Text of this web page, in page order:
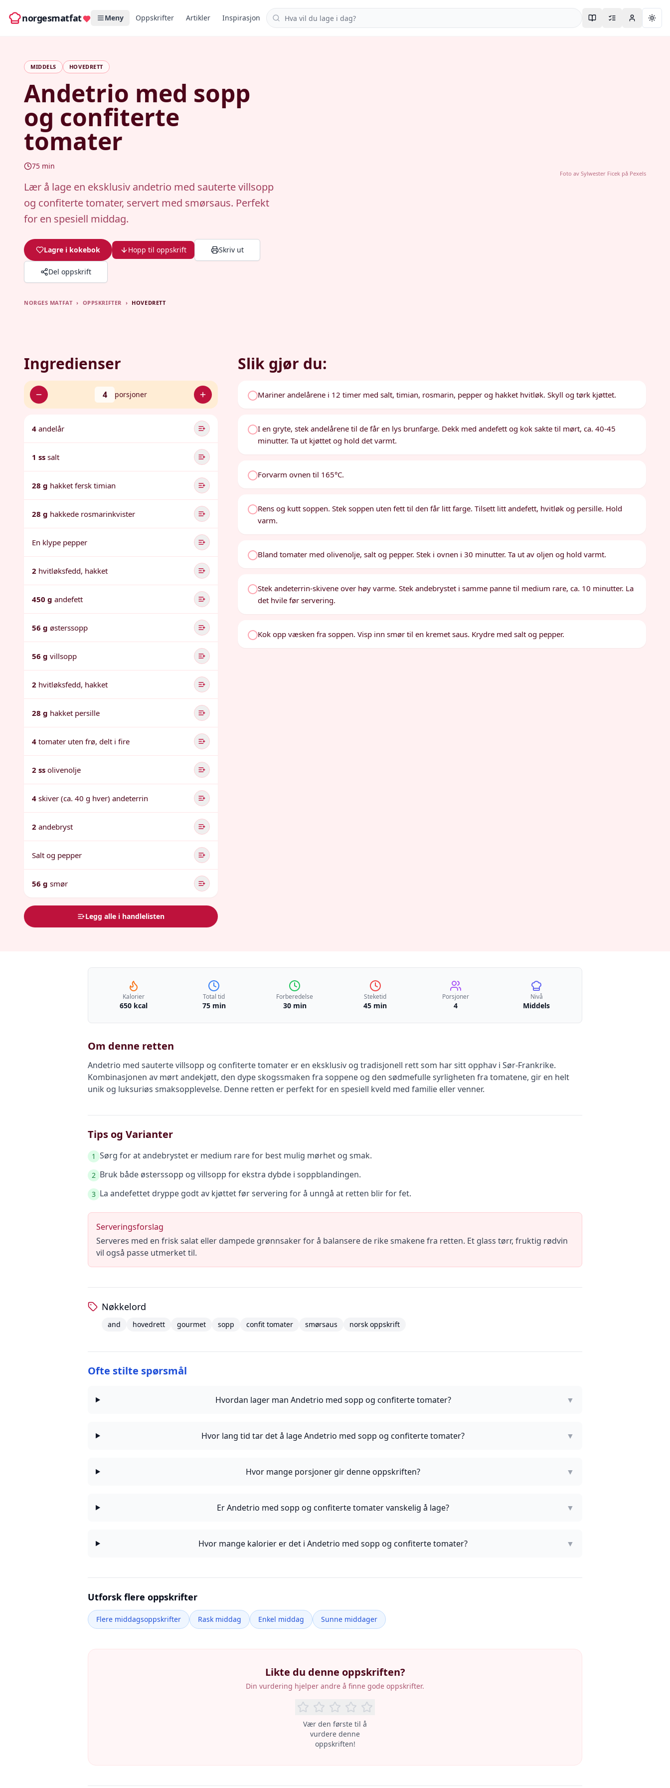
norgesmatfat Meny Oppskrifter Artikler Inspirasjon Søk i oppskrifter
MIDDELS HOVEDRETT
Andetrio med sopp
og confiterte
tomater
75 min
Lær å lage en eksklusiv andetrio med sauterte villsopp
og confiterte tomater, servert med smørsaus. Perfekt
for en spesiell middag.
Lagre i kokebok Hopp til oppskrift Skriv ut
Del oppskrift
Foto av Sylwester Ficekpå Pexels
NORGES MATFAT › OPPSKRIFTER › HOVEDRETT
Ingredienser
4 porsjoner
4 andelår
1 ss salt
28 g hakket fersk timian
28 g hakkede rosmarinkvister
En klype pepper
2 hvitløksfedd, hakket
450 g andefett
56 g østerssopp
56 g villsopp
2 hvitløksfedd, hakket
28 g hakket persille
4 tomater uten frø, delt i fire
2 ss olivenolje
4 skiver (ca. 40 g hver) andeterrin
2 andebryst
Salt og pepper
56 g smør
Legg alle i handlelisten
Slik gjør du:
Mariner andelårene i 12 timer med salt, timian, rosmarin, pepper og hakket hvitløk. Skyll og tørk kjøttet.
I en gryte, stek andelårene til de får en lys brunfarge. Dekk med andefett og kok sakte til mørt, ca. 40-45
minutter. Ta ut kjøttet og hold det varmt.
Forvarm ovnen til 165°C.
Rens og kutt soppen. Stek soppen uten fett til den får litt farge. Tilsett litt andefett, hvitløk og persille. Hold
varm.
Bland tomater med olivenolje, salt og pepper. Stek i ovnen i 30 minutter. Ta ut av oljen og hold varmt.
Stek andeterrin-skivene over høy varme. Stek andebrystet i samme panne til medium rare, ca. 10 minutter. La
det hvile før servering.
Kok opp væsken fra soppen. Visp inn smør til en kremet saus. Krydre med salt og pepper.
Kalorier
650 kcal
Total tid
75 min
Forberedelse
30 min
Steketid
45 min
Porsjoner
4
Nivå
Middels
Om denne retten
Andetrio med sauterte villsopp og confiterte tomater er en eksklusiv og tradisjonell rett som har sitt opphav i Sør-Frankrike.
Kombinasjonen av mørt andekjøtt, den dype skogssmaken fra soppene og den sødmefulle syrligheten fra tomatene, gir en helt
unik og luksuriøs smaksopplevelse. Denne retten er perfekt for en spesiell kveld med familie eller venner.
Tips og Varianter
1 Sørg for at andebrystet er medium rare for best mulig mørhet og smak.
2 Bruk både østerssopp og villsopp for ekstra dybde i soppblandingen.
3 La andefettet dryppe godt av kjøttet før servering for å unngå at retten blir for fet.
Serveringsforslag
Serveres med en frisk salat eller dampede grønnsaker for å balansere de rike smakene fra retten. Et glass tørr, fruktig rødvin
vil også passe utmerket til.
Nøkkelord
and hovedrett gourmet sopp confit tomater smørsaus norsk oppskrift
Ofte stilte spørsmål
Hvordan lager man Andetrio med sopp og confiterte tomater? ▼
Hvor lang tid tar det å lage Andetrio med sopp og confiterte tomater? ▼
Hvor mange porsjoner gir denne oppskriften? ▼
Er Andetrio med sopp og confiterte tomater vanskelig å lage? ▼
Hvor mange kalorier er det i Andetrio med sopp og confiterte tomater? ▼
Utforsk flere oppskrifter
Flere middagsoppskrifter Rask middag Enkel middag Sunne middager
Likte du denne oppskriften?
Din vurdering hjelper andre å finne gode oppskrifter.
Vær den første til å
vurdere denne
oppskriften!